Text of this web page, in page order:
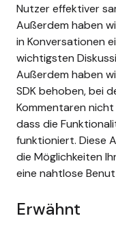
Nutzer effektiver
Außerdem haben
in Konversationen
wichtigsten
Außerdem haben
SDK behoben, bei
Kommentaren
dass die
funktioniert. Diese
die Möglichkeiten
eine nahtlose
Erwähnt